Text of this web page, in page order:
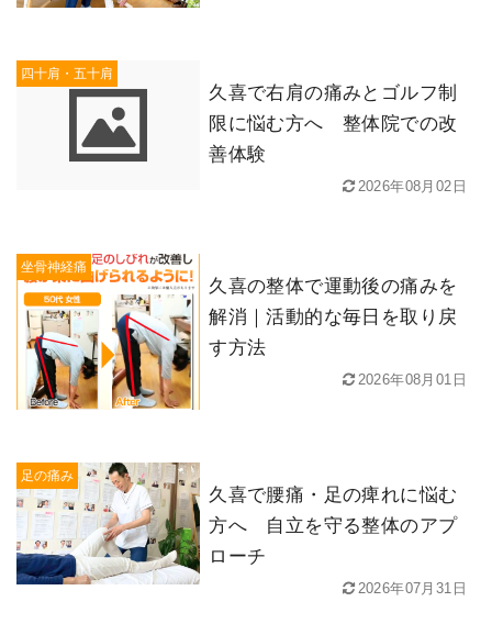
四十肩・五十肩
久喜で右肩の痛みとゴルフ制
限に悩む方へ 整体院での改
善体験
2026年08月02日
坐骨神経痛
久喜の整体で運動後の痛みを
解消｜活動的な毎日を取り戻
す方法
2026年08月01日
足の痛み
久喜で腰痛・足の痺れに悩む
方へ 自立を守る整体のアプ
ローチ
2026年07月31日